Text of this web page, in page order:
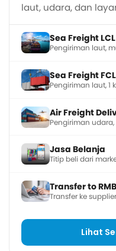
laut, udara, dan
Sea Freight LCL
Pengiriman laut,
Sea Freight FCL
Pengiriman laut, 1
Air Freight
Pengiriman
Jasa Belanja
Titip beli dari
Transfer to RMB
Transfer ke
Lihat